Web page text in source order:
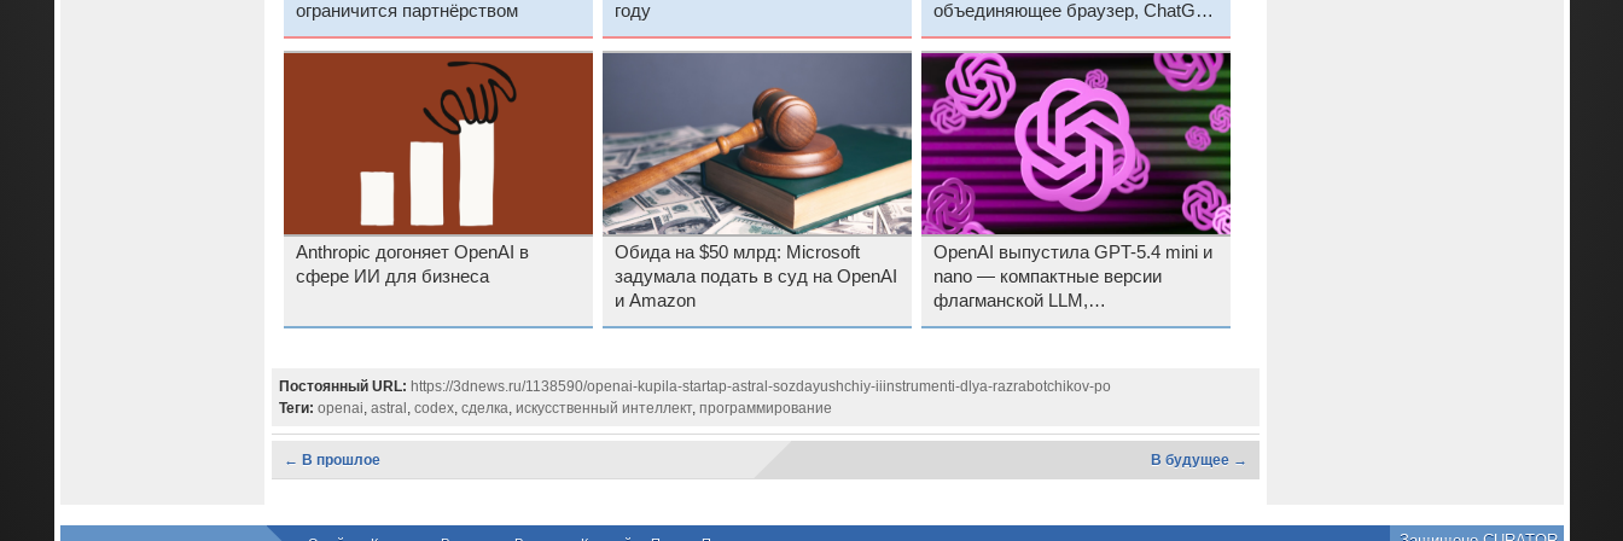
ограничится партнёрством году
объединяющее браузер, ChatGPT
и Codex
Anthropic догоняет OpenAI в
сфере ИИ для бизнеса
Обида на $50 млрд: Microsoft
задумала подать в суд на OpenAI
и Amazon
OpenAI выпустила GPT-5.4 mini и
nano — компактные версии
флагманской LLM,
оптимизированные под задачи с
Постоянный URL: https://3dnews.ru/1138590/openai-kupila-startap-astral-sozdayushchiy-iiinstrumenti-dlya-razrabotchikov-po
Теги: openai, astral , codex, сделка, искусственный интеллект, программирование
← В прошлое В будущее →